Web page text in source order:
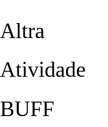
Altra
Atividade
BUFF